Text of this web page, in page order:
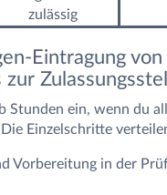
zulässig
Eintragung
Stunden ein, wenn du
Einzelschritte
Vorbereitung in der